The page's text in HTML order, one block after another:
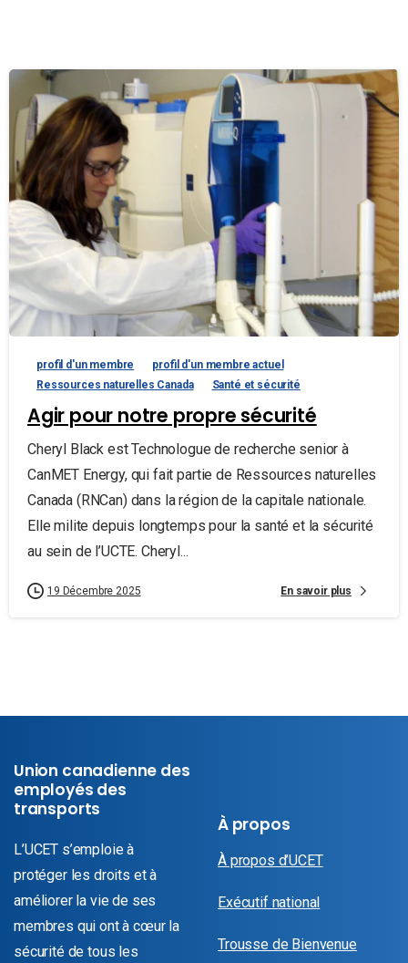
profil d'un membre
profil d'un membre actuel
Ressources naturelles Canada
Santé et sécurité
Agir pour notre propre sécurité
Cheryl Black est Technologue de recherche senior à
CanMET Energy, qui fait partie de Ressources naturelles
Canada (RNCan) dans la région de la capitale nationale.
Elle milite depuis longtemps pour la santé et la sécurité
au sein de l’UCTE. Cheryl...
19 Décembre 2025 En savoir plus
Union canadienne des
employés des
transports
L’UCET s’emploie à
protéger les droits et à
améliorer la vie de ses
membres qui ont à cœur la
sécurité de tous les
À propos
À propos d’UCET
Exécutif national
Trousse de Bienvenue